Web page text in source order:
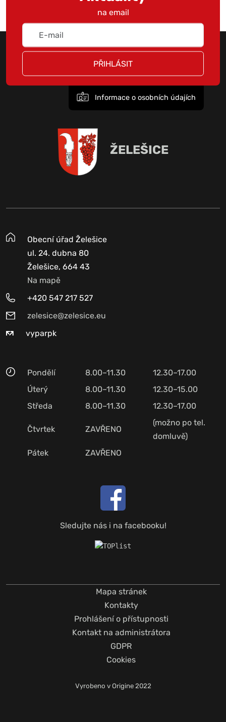
na email
PŘIHLÁSIT
Informace o osobních údajích
ŽELEŠICE
Obecní úřad Želešice
ul. 24. dubna 80
Želešice, 664 43
Na mapě
+420 547 217 527
zelesice@zelesice.eu
vyparpk
Pondělí 8.00–11.30
12.30–17.00
Úterý
8.00–11.30
12.30–15.00
Středa
8.00–11.30 12.30–17.00
Čtvrtek ZAVŘENO
(možno po tel.
domluvě)
Pátek
ZAVŘENO
Sledujte nás i na facebooku!
Mapa stránek
Kontakty
Prohlášení o přístupnosti
Kontakt na administrátora
GDPR
Cookies
Vyrobeno v Origine2022